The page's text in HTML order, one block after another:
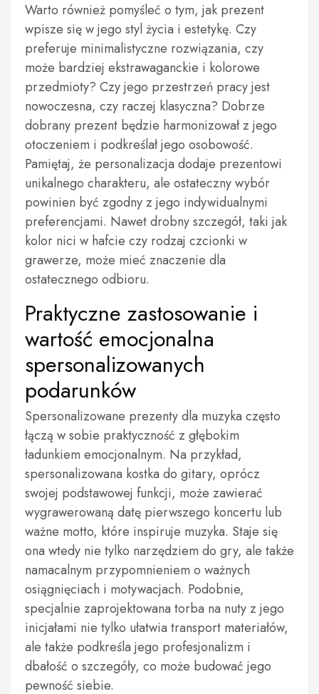
Warto również pomyśleć o tym, jak prezent
wpisze się w jego styl życia i estetykę. Czy
preferuje minimalistyczne rozwiązania, czy
może bardziej ekstrawaganckie i kolorowe
przedmioty? Czy jego przestrzeń pracy jest
nowoczesna, czy raczej klasyczna? Dobrze
dobrany prezent będzie harmonizował z jego
otoczeniem i podkreślał jego osobowość.
Pamiętaj, że personalizacja dodaje prezentowi
unikalnego charakteru, ale ostateczny wybór
powinien być zgodny z jego indywidualnymi
preferencjami. Nawet drobny szczegół, taki jak
kolor nici w hafcie czy rodzaj czcionki w
grawerze, może mieć znaczenie dla
ostatecznego odbioru.
Praktyczne zastosowanie i
wartość emocjonalna
spersonalizowanych
podarunków
Spersonalizowane prezenty dla muzyka często
łączą w sobie praktyczność z głębokim
ładunkiem emocjonalnym. Na przykład,
spersonalizowana kostka do gitary, oprócz
swojej podstawowej funkcji, może zawierać
wygrawerowaną datę pierwszego koncertu lub
ważne motto, które inspiruje muzyka. Staje się
ona wtedy nie tylko narzędziem do gry, ale także
namacalnym przypomnieniem o ważnych
osiągnięciach i motywacjach. Podobnie,
specjalnie zaprojektowana torba na nuty z jego
inicjałami nie tylko ułatwia transport materiałów,
ale także podkreśla jego profesjonalizm i
dbałość o szczegóły, co może budować jego
pewność siebie.